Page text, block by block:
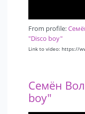
From profile:
"Disco boy"
Link to video: https://
Семён
boy"